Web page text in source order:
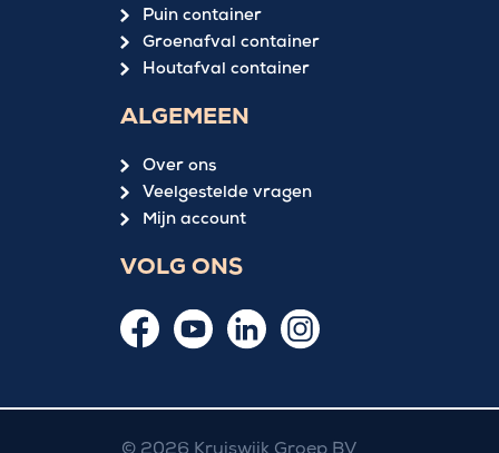
Puin container
Groenafval container
Houtafval container
ALGEMEEN
Over ons
Veelgestelde vragen
Mijn account
VOLG ONS